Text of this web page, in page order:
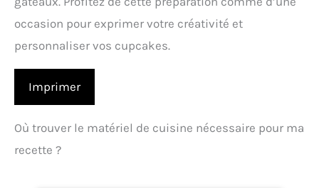
occasion pour exprimer votre créativité et
personnaliser vos cupcakes.
Imprimer
Où trouver le matériel de cuisine nécessaire pour ma
recette ?